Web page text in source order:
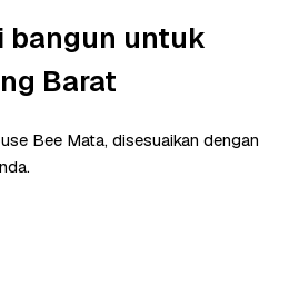
bangun untuk
Barat
Bee Mata, disesuaikan dengan